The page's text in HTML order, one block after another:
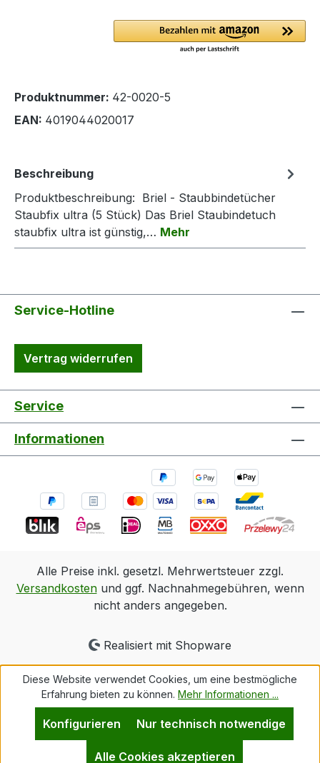
Produktnummer: 42-0020-5
EAN: 4019044020017
Beschreibung
Produktbeschreibung: Briel - Staubbindetücher
Staubfix ultra (5 Stück) Das Briel Staubindetuch
staubfix ultra ist günstig,… Mehr
Service-Hotline
Vertrag widerrufen
Service
Informationen
Alle Preise inkl. gesetzl. Mehrwertsteuer zzgl.
Versandkostenund ggf. Nachnahmegebühren, wenn
nicht anders angegeben.
Realisiert mit Shopware
Diese Website verwendet Cookies, um eine bestmögliche
Erfahrung bieten zu können. Mehr Informationen ...
Nur technisch notwendige
Konfigurieren
Alle Cookies akzeptieren